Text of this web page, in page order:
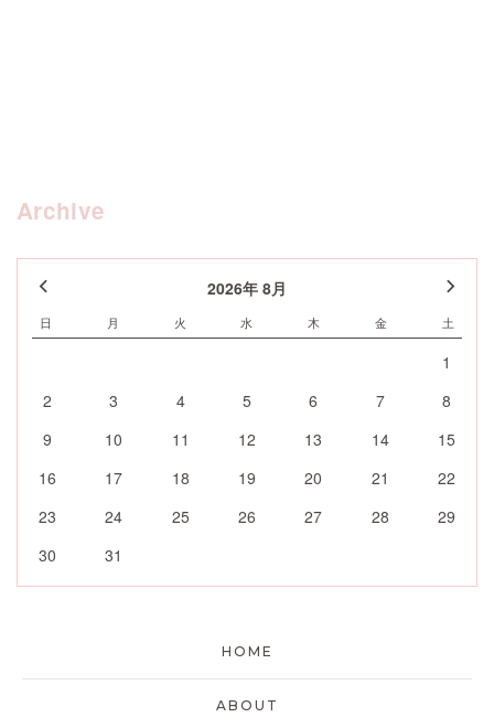
Archive
2026年 8月
日 月 火 水 木 金 土
1
2
3 4 5 6 7
8
9
10 11 12 13 14
15
16
17 18 19 20 21
22
23
24 25 26 27 28
29
30
31
HOME
ABOUT